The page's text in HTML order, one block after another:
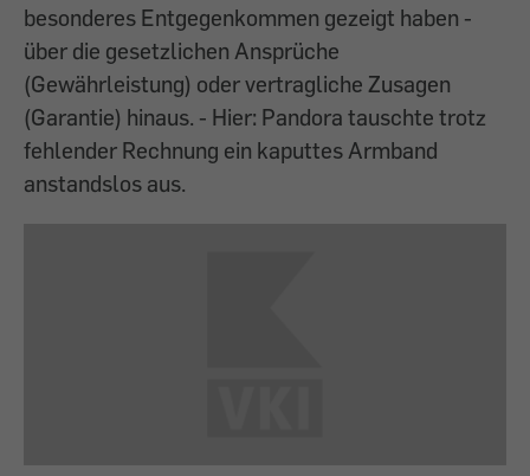
besonderes Entgegenkommen gezeigt haben -
über die gesetzlichen Ansprüche
(Gewährleistung) oder vertragliche Zusagen
(Garantie) hinaus. - Hier: Pandora tauschte trotz
fehlender Rechnung ein kaputtes Armband
anstandslos aus.